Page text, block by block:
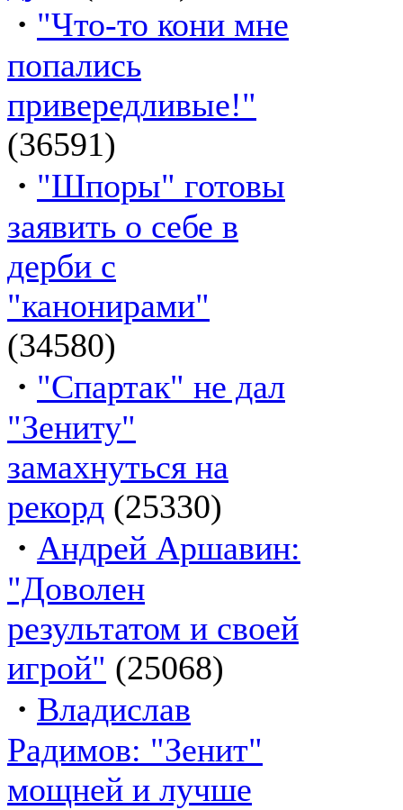
· "Что-то кони мне
попались
привередливые!"
(36591)
· "Шпоры" готовы
заявить о себе в
дерби с
"канонирами"
(34580)
· "Спартак" не дал
"Зениту"
замахнуться на
рекорд (25330)
· Андрей Аршавин:
"Доволен
результатом и своей
игрой" (25068)
· Владислав
Радимов: "Зенит"
мощней и лучше